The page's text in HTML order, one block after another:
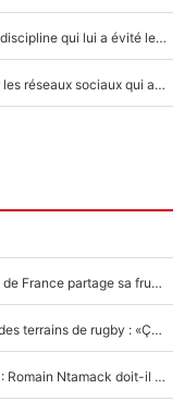
F1 - Lewis Hamilton victime de harcèlement, la discipline qui lui a évité le pire : «J'aurais probablement mal tourné»
Lewis Hamilton : Le talent inattendu dévoilé sur les réseaux sociaux qui a impressionné Kim Kardashian pendant leurs vacances en amoureux !
Mis de côté par Fabien Galthié, un joueur du XV de France partage sa frustration : «ils ne me l’ont pas dit tout de suite»
La raison d'être de Matthieu Jalibert en dehors des terrains de rugby : «Ça m'atteint autant que si tu touches à un membre de ma famille»
XV de France - Matthieu Jalibert a tout changé : Romain Ntamack doit-il s’inquiéter pour sa place à un an de la Coupe du monde ?